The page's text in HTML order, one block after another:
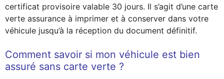
certificat provisoire valable 30 jours. Il s’agit d’une carte
verte assurance à imprimer et à conserver dans votre
véhicule jusqu’à la réception du document définitif.
Comment savoir si mon véhicule est bien
assuré sans carte verte ?